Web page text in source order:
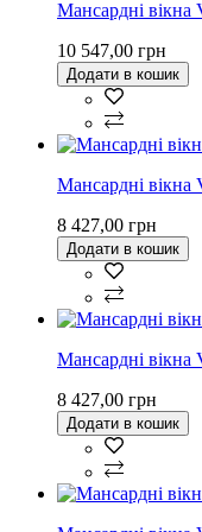
Мансардні
10 547,00 грн
Додати в кошик
Мансардні
8 427,00 грн
Додати в кошик
Мансардні
8 427,00 грн
Додати в кошик